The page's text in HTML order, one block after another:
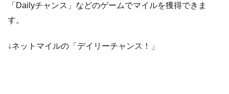
「Dailyチャンス」などのゲームでマイルを獲得できま
す。
↓ネットマイルの「デイリーチャンス！」